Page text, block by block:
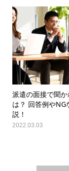
派遣の面接で聞か
は？ 回答例やNG
説！
2022.03.03